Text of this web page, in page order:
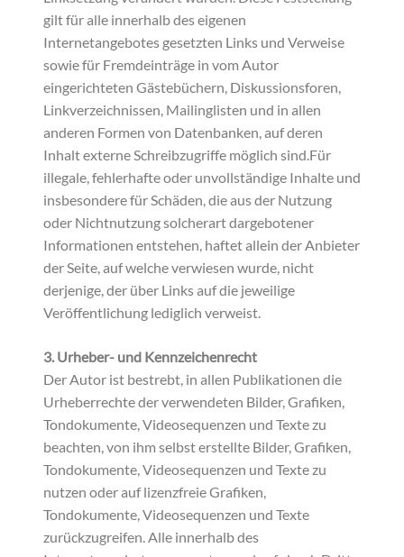
gilt für alle innerhalb des eigenen
Internetangebotes gesetzten Links und Verweise
sowie für Fremdeinträge in vom Autor
eingerichteten Gästebüchern, Diskussionsforen,
Linkverzeichnissen, Mailinglisten und in allen
anderen Formen von Datenbanken, auf deren
Inhalt externe Schreibzugriffe möglich sind.Für
illegale, fehlerhafte oder unvollständige Inhalte und
insbesondere für Schäden, die aus der Nutzung
oder Nichtnutzung solcherart dargebotener
Informationen entstehen, haftet allein der Anbieter
der Seite, auf welche verwiesen wurde, nicht
derjenige, der über Links auf die jeweilige
Veröffentlichung lediglich verweist.
3. Urheber- und Kennzeichenrecht
Der Autor ist bestrebt, in allen Publikationen die
Urheberrechte der verwendeten Bilder, Grafiken,
Tondokumente, Videosequenzen und Texte zu
beachten, von ihm selbst erstellte Bilder, Grafiken,
Tondokumente, Videosequenzen und Texte zu
nutzen oder auf lizenzfreie Grafiken,
Tondokumente, Videosequenzen und Texte
zurückzugreifen. Alle innerhalb des